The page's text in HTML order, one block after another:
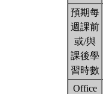
預期每
週課前
或/與
課後學
習時數
Office